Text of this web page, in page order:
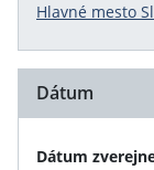
Hlavné mesto
Dátum
Dátum